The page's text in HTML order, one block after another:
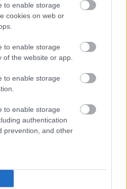
to enable storage
cookies on web or
to enable storage
of the website or app.
to enable storage
to enable storage
authentication
prevention, and other
között a Lila
(Spectrum Színház,
Feleségem
Gyula koprodukciója),Ma
Római
Sopron), Fekete Péter
Peer Gynt
(Csavar
Alice az ágyban
Egyetem) vagy aMosoly